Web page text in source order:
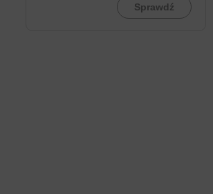
Sprawdź